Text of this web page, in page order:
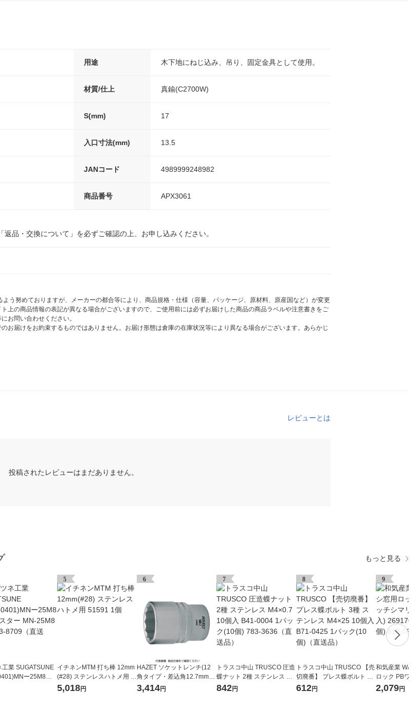
用途 木下地にねじ込み、吊り、固定金具として使用。
材質/仕上 真鍮(C2700W)
S(mm) 17
入口寸法(mm) 13.5
JANコード 4989999248982
商品番号 APX3061
返品・交換について」を必ずご確認の上、お申し込みください。
う努めておりますが、メーカーの都合等により、商品規格・仕様（容量、パッケージ、原材料、原産国など）が変更
上の商品情報の表記が異なる場合がございますので、ご使用前には必ずお届けした商品の商品ラベルや注意書きをご
お問い合わせください。
お届けをお約束するものではありません。お届け形態は倉庫の在庫状況等により異なる場合がございます。あらかじ
レビューとは
投稿されたレビューはまだありません。
もっと見る
工業 SUGATSUNE
ー25M8ア
MN-25M8 1個 2
5
イチネンMTM 打ち棒 12mm
(#28) ステンレスハトメ用 5
1591 1個
5,018円
6
HAZET ソケットレンチ(12
角タイプ・差込角12.7mm)
対辺寸法24mm 900Z-24 1個
3,414円
7
トラスコ中山 TRUSCO 圧造
蝶ナット 2種 ステンレス M4
×0.7 10個入 B41-0004 1パ
842円
8
トラスコ中山 TRUSCO 【売
切廃番】 プレス蝶ボルト 3
種 ステンレス M4×25 10個
612円
9
和気産業
ロック PBワン
SV ダイ (3個
2,079円